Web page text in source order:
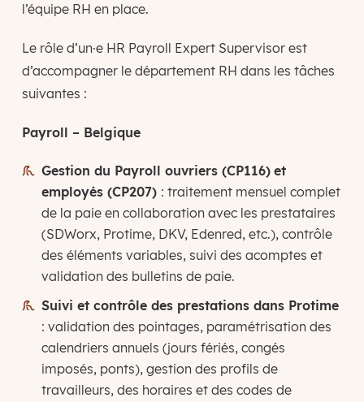
l’équipe RH en place.
Le rôle d’un·e HR Payroll Expert Supervisor est
d’accompagner le département RH dans les tâches
suivantes :
Payroll – Belgique
Gestion du Payroll ouvriers (CP116) et
employés (CP207) : traitement mensuel complet
de la paie en collaboration avec les prestataires
(SDWorx, Protime, DKV, Edenred, etc.), contrôle
des éléments variables, suivi des acomptes et
validation des bulletins de paie.
Suivi et contrôle des prestations dans Protime
: validation des pointages, paramétrisation des
calendriers annuels (jours fériés, congés
imposés, ponts), gestion des profils de
travailleurs, des horaires et des codes de